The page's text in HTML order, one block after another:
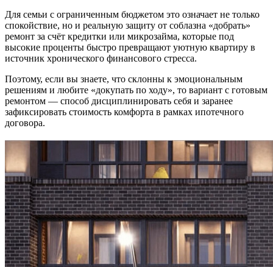
Для семьи с ограниченным бюджетом это означает не только
спокойствие, но и реальную защиту от соблазна «добрать»
ремонт за счёт кредитки или микрозайма, которые под
высокие проценты быстро превращают уютную квартиру в
источник хронического финансового стресса.
Поэтому, если вы знаете, что склонны к эмоциональным
решениям и любите «докупать по ходу», то вариант с готовым
ремонтом — способ дисциплинировать себя и заранее
зафиксировать стоимость комфорта в рамках ипотечного
договора.